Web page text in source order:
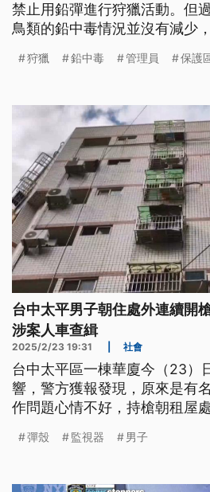
禁止用鉛彈進行狩獵活動。但
鳥類的鉛中毒情況並沒有減少
狩獵 鉛中毒 管理員 保護
台中太平男子朝住處外連續開
涉案人車查緝
2025/2/23 19:31 社會
台中太平區一棟華廈今（23）
響，警方獲報發現，原來是有
作問題心情不好，持槍朝租屋
彈殼 監視器 男子